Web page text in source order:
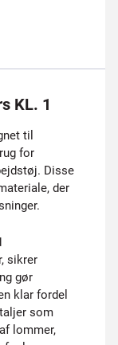
KL. 1
til
for
Disse
der
sikrer
gør
klar fordel
som
lommer,